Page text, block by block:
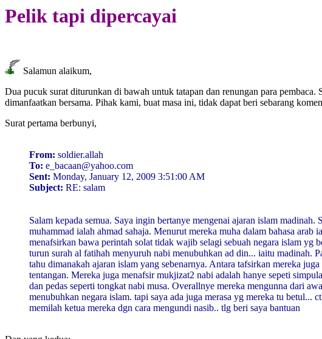
Pelik tapi dipercayai
Salamun alaikum,
Dua pucuk surat diturunkan di bawah untuk tatapan dan renungan para
dimanfaatkan bersama. Pihak kami, buat masa ini, tidak dapat beri sebarang
Surat pertama berbunyi,
From: soldier.allah
To: e_bacaan@yahoo.com
Sent: Monday, January 12, 2009 3:51:00 AM
Subject: RE: salam
Salam kepada semua. Saya ingin bertanye mengenai ajaran islam
muhammad ialah ahmad sahaja. Menurut mereka muha dalam bahasa
menafsirkan bawa perintah solat tidak wajib selagi sebuah negara islam yg
turun surah al fatihah menyuruh nabi menubuhkan ad din... iaitu madinah.
tahu dimanakah ajaran islam yang sebenarnya. Antara tafsirkan mereka
tentangan. Mereka juga menafsir mukjizat2 nabi adalah hanye sepeti
dan pedas seperti tongkat nabi musa. Overallnye mereka mengunna dari
menubuhkan negara islam. tapi saya ada juga merasa yg mereka tu
memilah ketua mereka dgn cara mengundi nasib.. tlg beri saya bantuan